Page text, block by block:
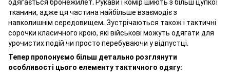
одягається бронежилет. Рукави і комір шиють з більш цупкої
тканини, адже ця частина найбільше взаємодіє з
навколишнім середовищем. Зустрічаються також і тактичні
сорочки класичного крою, які військові можуть одягати для
урочистих подій чи просто перебуваючи у відпустці.
Тепер пропонуємо більш детально розглянути
особливості цього елементу тактичного одягу: